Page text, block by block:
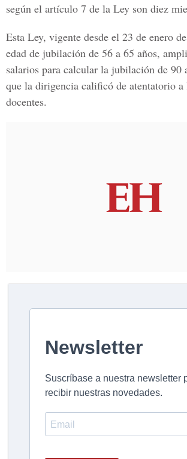
según el artículo 7 de la Ley son diez
Esta Ley, vigente desde el 23 de enero
edad de jubilación de 56 a 65 años,
salarios para calcular la jubilación de 90
que la dirigencia calificó de atentatorio a
docentes.